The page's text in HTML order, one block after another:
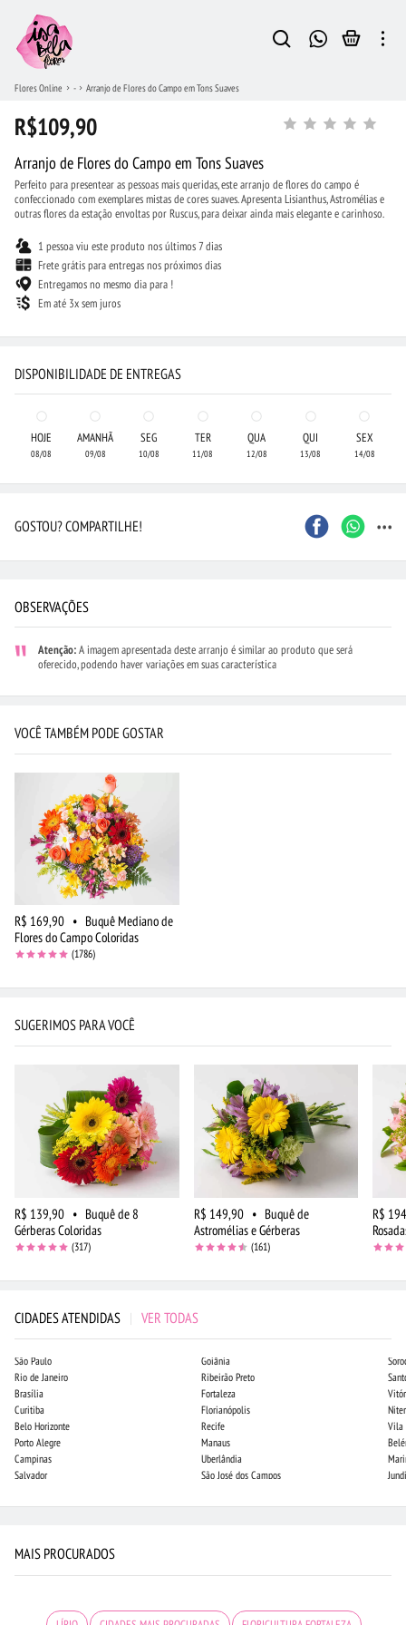
Flores Online - Arranjo de Flores do Campo em Tons Suaves
R$109,90
Arranjo de Flores do Campo em Tons Suaves
Perfeito para presentear as pessoas mais queridas, este arranjo de flores do campo é
confeccionado com exemplares mistas de cores suaves. Apresenta Lisianthus, Astromélias e
outras flores da estação envoltas por Ruscus, para deixar ainda mais elegante e carinhoso.
1 pessoa viu este produto nos últimos 7 dias
Frete grátis para entregas nos próximos dias
Entregamos no mesmo dia para !
Em até 3x sem juros
DISPONIBILIDADE DE ENTREGAS
HOJE
08/08
AMANHÃ
09/08
SEG
10/08
TER
11/08
QUA
12/08
QUI
13/08
SEX
14/08
GOSTOU? COMPARTILHE! ...
OBSERVAÇÕES
Atenção:A imagem apresentada deste arranjo é similar ao produto que será
oferecido, podendo haver variações em suas característica
VOCÊ TAMBÉM PODE GOSTAR
R$ 169,90 • Buquê Mediano de
Flores do Campo Coloridas
(1786)
SUGERIMOS PARA VOCÊ
R$ 139,90 • Buquê de 8
Gérberas Coloridas
(317)
R$ 149,90 • Buquê de
Astromélias e Gérberas
(161)
R$
CIDADES ATENDIDAS | VER TODAS
São Paulo
Rio de Janeiro
Brasília
Curitiba
Belo Horizonte
Porto Alegre
Campinas
Salvador
Goiânia
Ribeirão Preto
Fortaleza
Florianópolis
Recife
Manaus
Uberlândia
São José dos Campos
Vila
MAIS PROCURADOS